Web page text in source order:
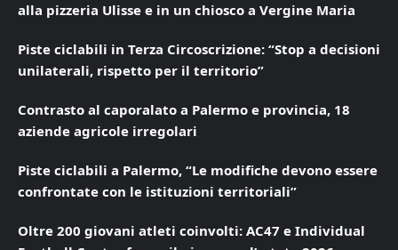
alla pizzeria Ulisse e in un chiosco a Vergine Maria
Piste ciclabili in Terza Circoscrizione: “Stop a decisioni
unilaterali, rispetto per il territorio”
Contrasto al caporalato a Palermo e provincia, 18
aziende agricole irregolari
Piste ciclabili a Palermo, “Le modifiche devono essere
confrontate con le istituzioni territoriali”
Oltre 200 giovani atleti coinvolti: AC47 e Individual